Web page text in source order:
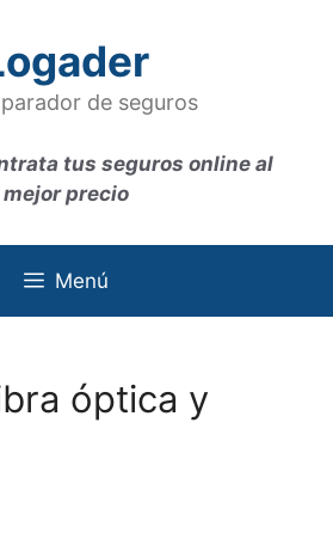
de seguros
tus seguros online al
mejor precio
Menú
óptica y